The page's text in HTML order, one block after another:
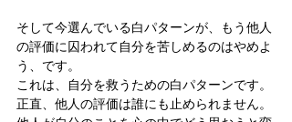
そして今選んでいる白パターンが、もう他人
の評価に囚われて自分を苦しめるのはやめよ
う、です。
これは、自分を救うための白パターンです。
正直、他人の評価は誰にも止められません。